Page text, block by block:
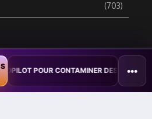
(703)
SECURITY BREACH - Groupe
ZATAZ Média
CONTAMINER DES DOCUMENTS•••